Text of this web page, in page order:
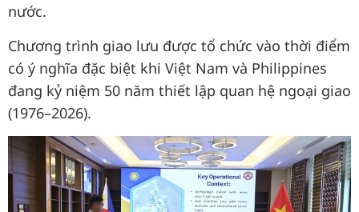
nước.
Chương trình giao lưu được tổ chức vào thời điểm
có ý nghĩa đặc biệt khi Việt Nam và Philippines
đang kỷ niệm 50 năm thiết lập quan hệ ngoại giao
(1976–2026).